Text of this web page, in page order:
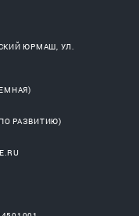
ЮРМАШ, УЛ.
РАЗВИТИЮ)